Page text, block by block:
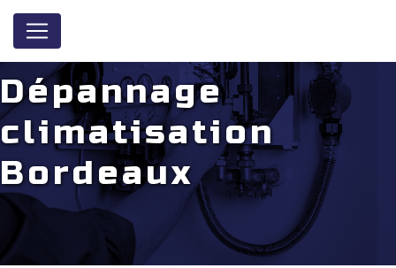
Dépannage
climatisation
Bordeaux
Panneau de gestion des cookies